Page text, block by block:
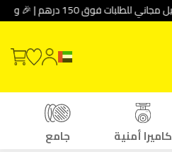
🚚 توصيل مجاني للطلبات فوق 150 درهم | 🎉 وفر حتى 30% باستخدام كود الخصم: DEAL10
كاميرا أمنية جامع